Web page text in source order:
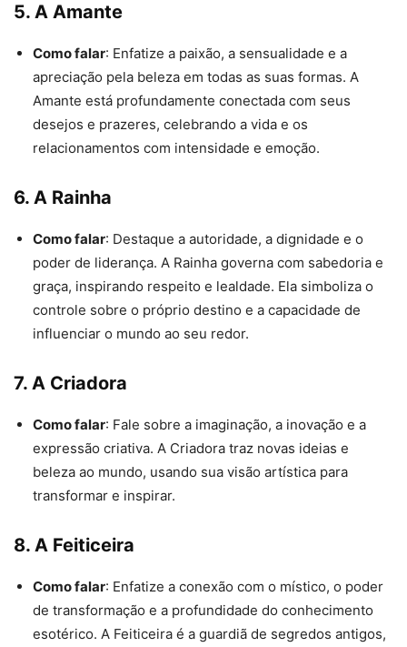
5. A Amante
Como falar: Enfatize a paixão, a sensualidade e a
apreciação pela beleza em todas as suas formas. A
Amante está profundamente conectada com seus
desejos e prazeres, celebrando a vida e os
relacionamentos com intensidade e emoção.
6. A Rainha
Como falar: Destaque a autoridade, a dignidade e o
poder de liderança. A Rainha governa com sabedoria e
graça, inspirando respeito e lealdade. Ela simboliza o
controle sobre o próprio destino e a capacidade de
influenciar o mundo ao seu redor.
7. A Criadora
Como falar: Fale sobre a imaginação, a inovação e a
expressão criativa. A Criadora traz novas ideias e
beleza ao mundo, usando sua visão artística para
transformar e inspirar.
8. A Feiticeira
Como falar: Enfatize a conexão com o místico, o poder
de transformação e a profundidade do conhecimento
esotérico. A Feiticeira é a guardiã de segredos antigos,